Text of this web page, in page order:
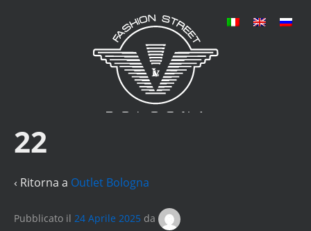
22
‹ Ritorna a Outlet Bologna
Pubblicato il 24 Aprile 2025 da